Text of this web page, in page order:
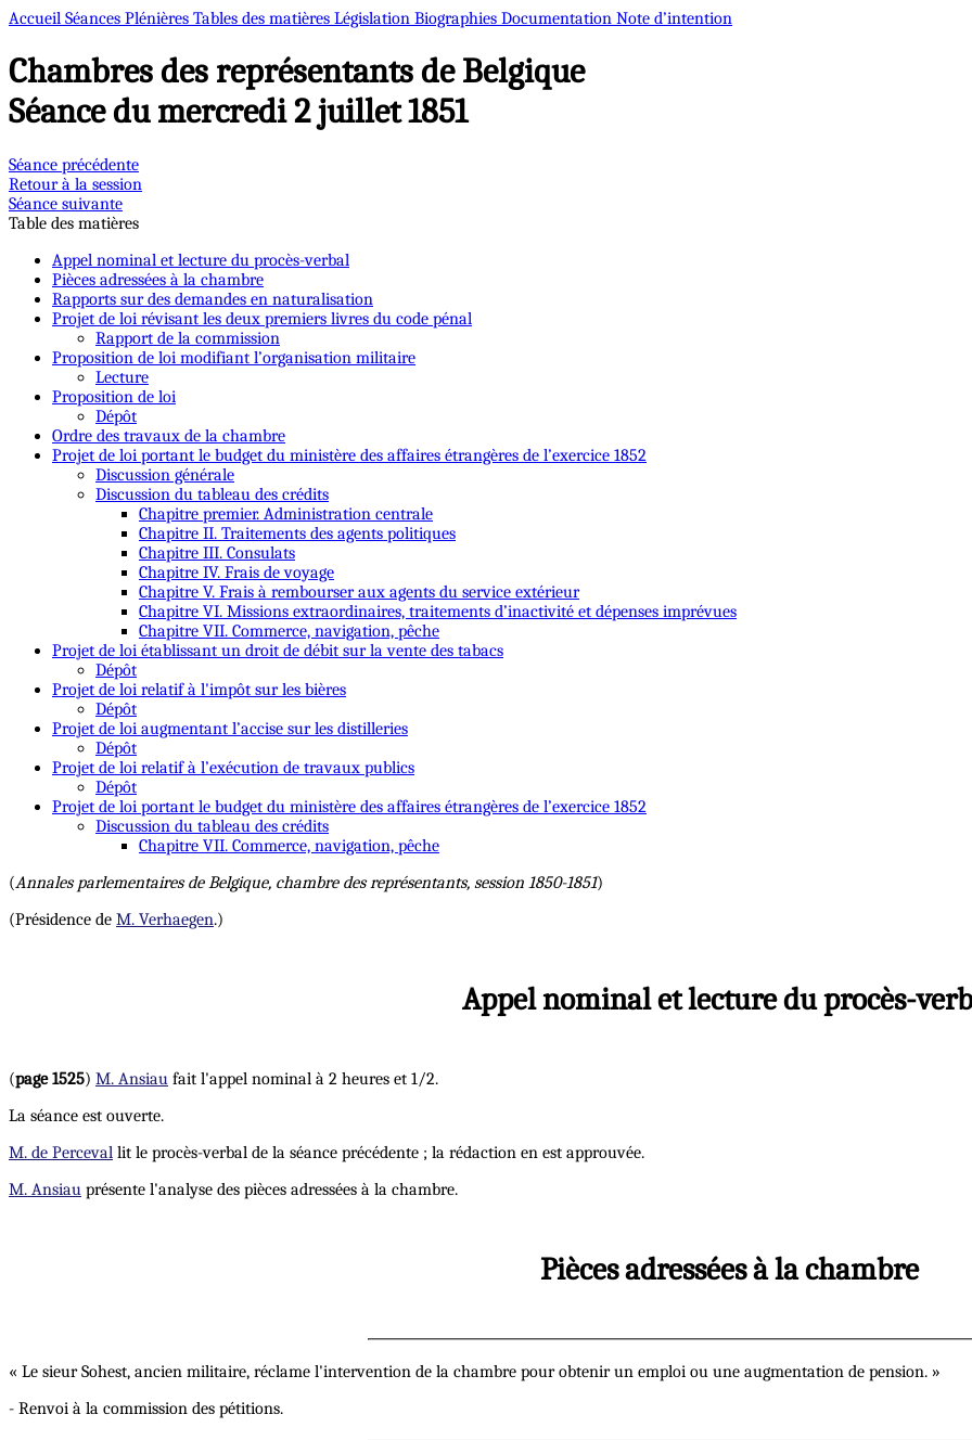
Accueil Séances Plénières Tables des matières Législation Biographies Documentation Note d’intention
Chambres des représentants de Belgique
Séance du mercredi 2 juillet 1851
Séance précédente
Retour à la session
Séance suivante
Table des matières
Appel nominal et lecture du procès-verbal
Pièces adressées à la chambre
Rapports sur des demandes en naturalisation
Projet de loi révisant les deux premiers livres du code pénal
Rapport de la commission
Proposition de loi modifiant l’organisation militaire
Lecture
Proposition de loi
Dépôt
Ordre des travaux de la chambre
Projet de loi portant le budget du ministère des affaires étrangères de l’exercice 1852
Discussion générale
Discussion du tableau des crédits
Chapitre premier. Administration centrale
Chapitre II. Traitements des agents politiques
Chapitre III. Consulats
Chapitre IV. Frais de voyage
Chapitre V. Frais à rembourser aux agents du service extérieur
Chapitre VI. Missions extraordinaires, traitements d’inactivité et dépenses imprévues
Chapitre VII. Commerce, navigation, pêche
Projet de loi établissant un droit de débit sur la vente des tabacs
Dépôt
Projet de loi relatif à l'impôt sur les bières
Dépôt
Projet de loi augmentant l’accise sur les distilleries
Dépôt
Projet de loi relatif à l’exécution de travaux publics
Dépôt
Projet de loi portant le budget du ministère des affaires étrangères de l’exercice 1852
Discussion du tableau des crédits
Chapitre VII. Commerce, navigation, pêche
(Annales parlementaires de Belgique, chambre des représentants, session 1850-1851)
(Présidence de M. Verhaegen.)
Appel nominal et lecture du procès-
(page 1525) M. Ansiau fait l'appel nominal à 2 heures et 1/2.
La séance est ouverte.
M. de Perceval lit le procès-verbal de la séance précédente ; la rédaction en est approuvée.
M. Ansiau présente l'analyse des pièces adressées à la chambre.
Pièces adressées à la chambre
« Le sieur Sohest, ancien militaire, réclame l'intervention de la chambre pour obtenir un emploi ou une augmentation de pension. »
- Renvoi à la commission des pétitions.